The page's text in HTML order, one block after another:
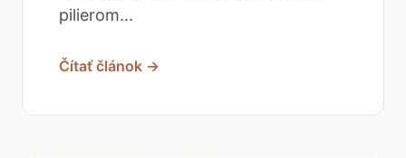
pilierom...
Čítať článok →